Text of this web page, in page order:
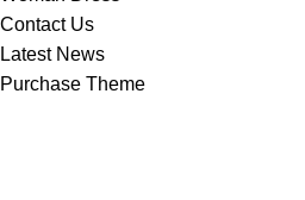
Contact Us
Latest News
Purchase Theme